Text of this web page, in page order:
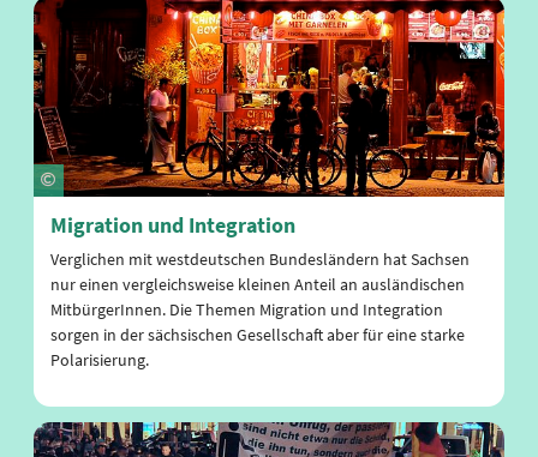
Migration und Integration
Verglichen mit westdeutschen Bundesländern hat Sachsen
nur einen vergleichsweise kleinen Anteil an ausländischen
MitbürgerInnen. Die Themen Migration und Integration
sorgen in der sächsischen Gesellschaft aber für eine starke
Polarisierung.